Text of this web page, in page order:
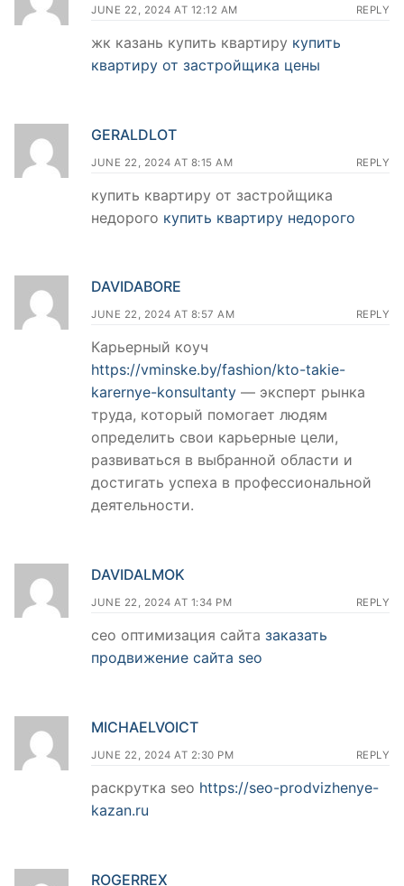
JUNE 22, 2024 AT 12:12 AM REPLY
жк казань купить квартиру купить
квартиру от застройщика цены
GERALDLOT
JUNE 22, 2024 AT 8:15 AM REPLY
купить квартиру от застройщика
недорого купить квартиру недорого
DAVIDABORE
JUNE 22, 2024 AT 8:57 AM REPLY
Карьерный коуч
https://vminske.by/fashion/kto-takie-
karernye-konsultanty — эксперт рынка
труда, который помогает людям
определить свои карьерные цели,
развиваться в выбранной области и
достигать успеха в профессиональной
деятельности.
DAVIDALMOK
JUNE 22, 2024 AT 1:34 PM REPLY
сео оптимизация сайта заказать
продвижение сайта seo
MICHAELVOICT
JUNE 22, 2024 AT 2:30 PM REPLY
раскрутка seo https://seo-prodvizhenye-
kazan.ru
ROGERREX